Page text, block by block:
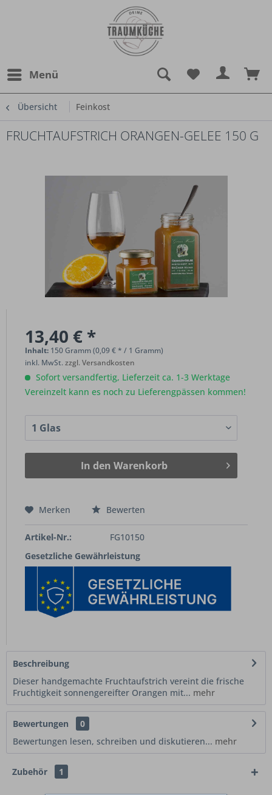
Menü
Übersicht Feinkost
FRUCHTAUFSTRICH ORANGEN-GELEE 150 G
13,40 € *
Inhalt: 150 Gramm (0,09 € * / 1 Gramm)
inkl. MwSt.zzgl. Versandkosten
Sofort versandfertig, Lieferzeit ca. 1-3 Werktage
Vereinzelt kann es noch zu Lieferengpässen kommen!
In den Warenkorb
Merken Bewerten
Artikel-Nr.:
FG10150
Gesetzliche Gewährleistung
Beschreibung
Dieser handgemachte Fruchtaufstrich vereint die frische
Fruchtigkeit sonnengereifter Orangen mit... mehr
Bewertungen
0
Bewertungen lesen, schreiben und diskutieren... mehr
Zubehör 1